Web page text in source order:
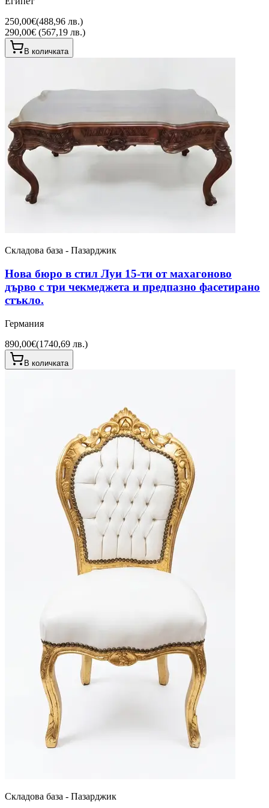
250,00€(488,96 лв.)
290,00€ (567,19 лв.)
В количката
Складова база - Пазарджик
Нова бюро в стил Луи 15-ти от махагоново
дърво с три чекмеджета и предпазно фасетирано
стъкло.
Германия
890,00€(1740,69 лв.)
В количката
Складова база - Пазарджик